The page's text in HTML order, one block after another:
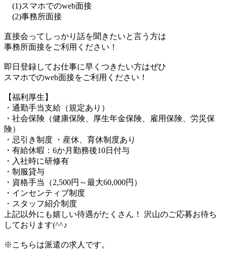
(1)スマホでのweb面接
(2)事務所面接
直接会ってしっかり話を聞きたいと言う方は
事務所面接をご利用ください！
即日登録してお仕事に早くつきたい方はぜひ
スマホでのweb面接をご利用ください！
【福利厚生】
・通勤手当支給（規定あり）
・社会保険（健康保険、厚生年金保険、雇用保険、労災保
険）
・忌引き制度 ・産休、育休制度あり
・有給休暇：6か月勤務後10日付与
・入社時に研修有
・制服貸与
・資格手当（2,500円～最大60,000円）
・インセンティブ制度
・スタッフ紹介制度
上記以外にも嬉しい待遇がたくさん！ 沢山のご応募お待ち
しております(^^♪
※こちらは派遣の求人です。